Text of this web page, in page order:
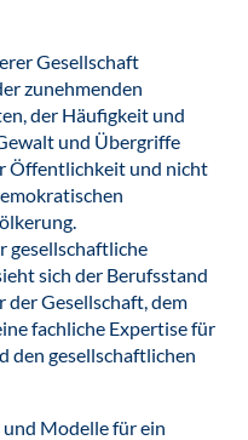
Gesellschaft
zunehmenden
der Häufigkeit und
und Übergriffe
Öffentlichkeit und nicht
gesellschaftliche
sich der Berufsstand
Gesellschaft, dem
fachliche Expertise für
den gesellschaftlichen
Modelle für ein